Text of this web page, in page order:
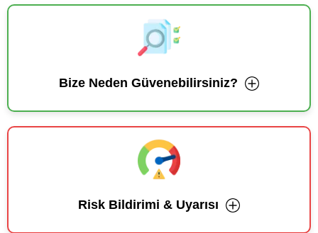
Bize Neden Güvenebilirsiniz?
Risk Bildirimi & Uyarısı